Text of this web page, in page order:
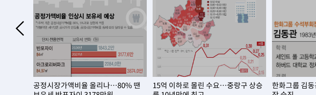
외국인 심판 성 접대 7경기 들여다보니…한국 축구 '5승 2무'
1시간 전 >[속보]코스닥, 2.86포인트(0.36%) 내린 798.81마감
1시간 전 >
[속보]코스피, 6200선 약보합…0.60% 내린 6258.77에 마쳐
1시간 전 >[속보]원·달러 환율, 7.7원 내린 1416.1원 마감
1시간 전 >[속보] 노원서 40.1도 관측…서울, 2018년 이후 첫 40도
2시간 전 >[속보]종합특검, '계엄 수용공간 확보' 신용해 前교정본부장 기소
2시간 전 >외신들도 주목한 韓축구 파문…"국민적 공분에 수사 재개"
공정시장가액비율 올리나…80% 땐
15억 이하로 몰린 수요…중랑구 상승
한화그룹 김